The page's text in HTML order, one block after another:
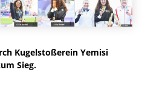
Kugelstoßerein Yemisi
Sieg.